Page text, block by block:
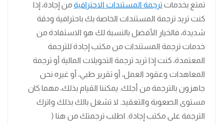
تمتع بخدمات ترجمة المستندات الاحترافية من إجادة، إذا
كنت تريد ترجمة المستندات الخاصة بك باحترافية ودقة
شديدة، فالخيار الأفضل بالنسبة لك هو الاستفادة من
خدمات ترجمة المستندات من مكتب إجادة للترجمة
المعتمدة، كنت إذا تريد ترجمة التحويلات المالية أو ترجمة
المعاهدات وعقود العمل، أو تقرير طبي، أو غيره نحن
جاهزون بالترجمة من أجلك. يمكننا القيام بذلك، مهما كان
مستوى الصعوبة والتعقيد. لا تشغل بالك بذلك واترك
الترجمة على مكتب إجادة. اطلب ترجمتك من هنا (